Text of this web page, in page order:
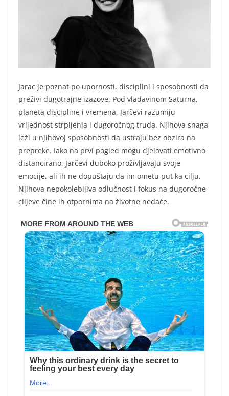
Jarac je poznat po upornosti, disciplini i sposobnosti da
preživi dugotrajne izazove. Pod vladavinom Saturna,
planeta discipline i vremena, Jarčevi razumiju
vrijednost strpljenja i dugoročnog truda. Njihova snaga
leži u njihovoj sposobnosti da ustraju bez obzira na
prepreke. Iako na prvi pogled mogu djelovati emotivno
distancirano, Jarčevi duboko proživljavaju svoje
emocije, ali ih ne dopuštaju da im ometu put ka cilju.
Njihova nepokolebljiva odlučnost i fokus na dugoročne
ciljeve čine ih otpornima na životne nedaće.